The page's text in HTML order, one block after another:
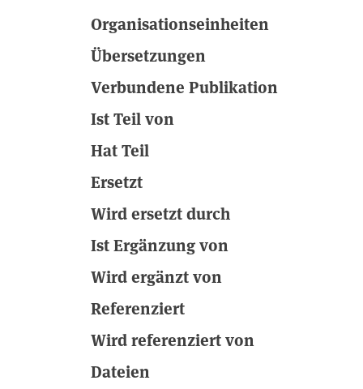
Organisationseinheiten
Übersetzungen
Verbundene Publikation
Ist Teil von
Hat Teil
Ersetzt
Wird ersetzt durch
Ist Ergänzung von
Wird ergänzt von
Referenziert
Wird referenziert von
Dateien